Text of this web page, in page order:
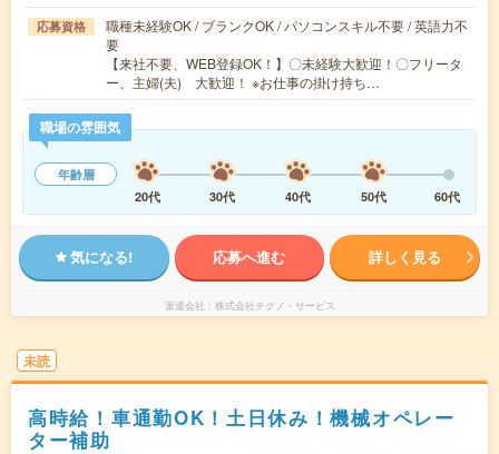
応募資格
職種未経験OK / ブランクOK / パソコンスキル不要 / 英語力不
要
【来社不要、WEB登録OK！】〇未経験大歓迎！〇フリータ
ー、主婦(夫) 大歓迎！ ※お仕事の掛け持ち…
職場の雰囲気
年齢層
20代
30代 40代 50代 60代
気になる! 応募へ進む 詳しく見る
派遣会社 株式会社テクノ・サービス
未読
高時給！車通勤OK！土日休み！機械オペレー
ター補助